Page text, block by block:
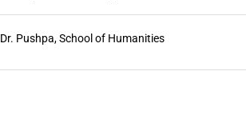
Dr. Pushpa, School of Humanities